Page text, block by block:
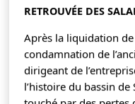
RETROUVÉE DES
Après la liquidation
condamnation de
dirigeant de
l’histoire du bassin